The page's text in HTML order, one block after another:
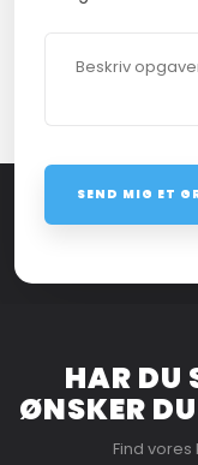
HAR DU
​ØNSKER
Find